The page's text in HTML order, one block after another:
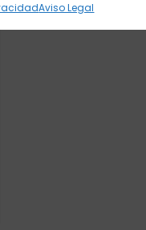
Aviso Legal